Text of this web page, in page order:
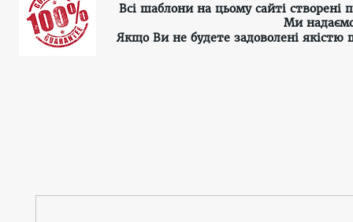
Всі шаблони на цьому сайті
Ми
Якщо Ви не будете задоволені